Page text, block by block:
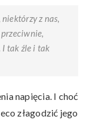
z nas,
I tak źle i tak
napięcia. I choć
złagodzić jego